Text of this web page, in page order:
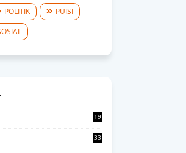
POLITIK
PUISI
19
33